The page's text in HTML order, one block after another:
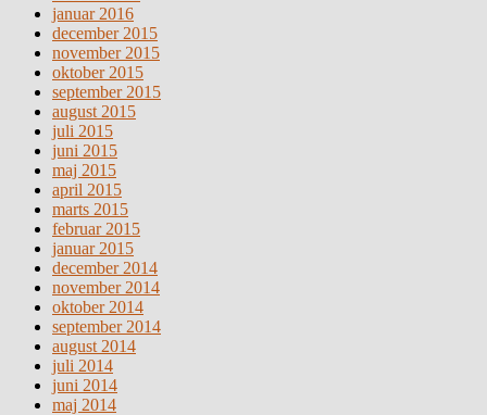
januar 2016
december 2015
november 2015
oktober 2015
september 2015
august 2015
juli 2015
juni 2015
maj 2015
april 2015
marts 2015
februar 2015
januar 2015
december 2014
november 2014
oktober 2014
september 2014
august 2014
juli 2014
juni 2014
maj 2014